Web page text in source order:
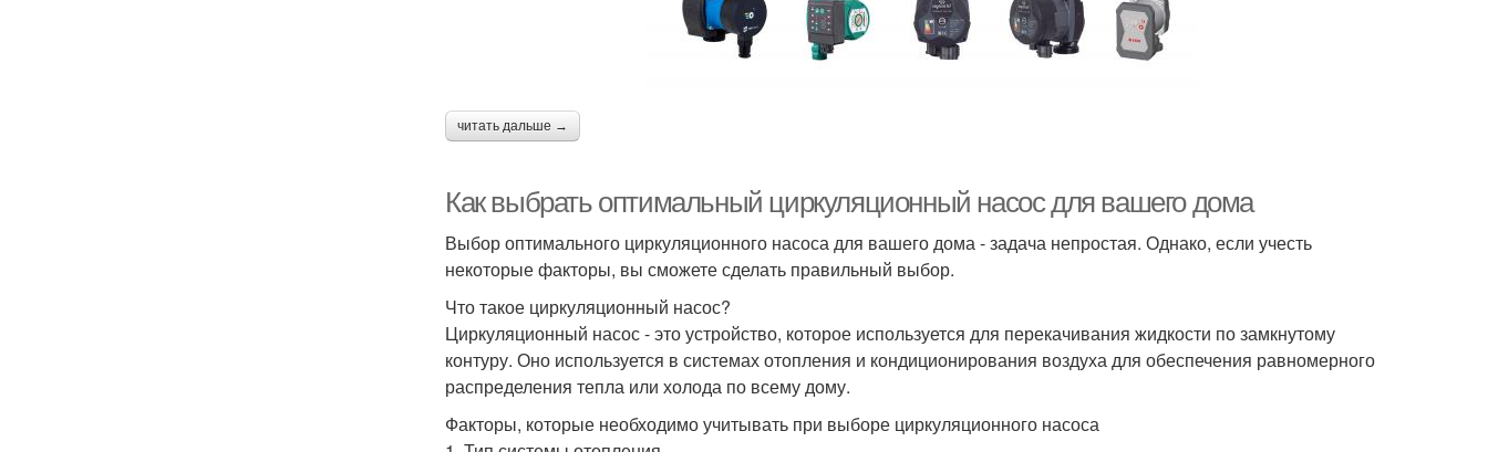
читать дальше →
Как выбрать оптимальный циркуляционный насос для вашего дома
Выбор оптимального циркуляционного насоса для вашего дома - задача непростая. Однако, если учесть
некоторые факторы, вы сможете сделать правильный выбор.
Что такое циркуляционный насос?
Циркуляционный насос - это устройство, которое используется для перекачивания жидкости по замкнутому
контуру. Оно используется в системах отопления и кондиционирования воздуха для обеспечения равномерного
распределения тепла или холода по всему дому.
Факторы, которые необходимо учитывать при выборе циркуляционного насоса